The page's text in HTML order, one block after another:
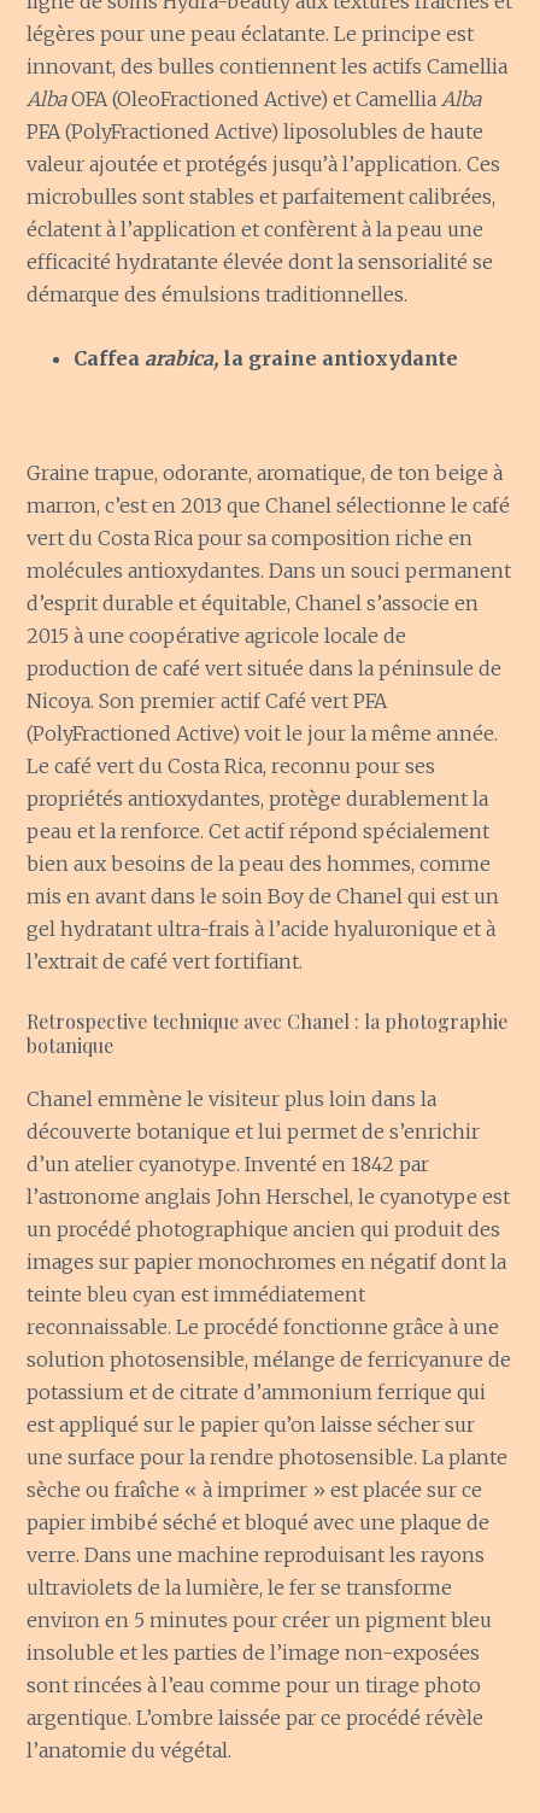
légères pour une peau éclatante. Le principe est
innovant, des bulles contiennent les actifs Camellia
AlbaOFA (OleoFractioned Active) et Camellia Alba
PFA (PolyFractioned Active) liposolubles de haute
valeur ajoutée et protégés jusqu’à l’application. Ces
microbulles sont stables et parfaitement calibrées,
éclatent à l’application et confèrent à la peau une
efficacité hydratante élevée dont la sensorialité se
démarque des émulsions traditionnelles.
Caffea arabica, la graine antioxydante
Graine trapue, odorante, aromatique, de ton beige à
marron, c’est en 2013 que Chanel sélectionne le café
vert du Costa Rica pour sa composition riche en
molécules antioxydantes. Dans un souci permanent
d’esprit durable et équitable, Chanel s’associe en
2015 à une coopérative agricole locale de
production de café vert située dans la péninsule de
Nicoya. Son premier actif Café vert PFA
(PolyFractioned Active) voit le jour la même année.
Le café vert du Costa Rica, reconnu pour ses
propriétés antioxydantes, protège durablement la
peau et la renforce. Cet actif répond spécialement
bien aux besoins de la peau des hommes, comme
mis en avant dans le soin Boy de Chanel qui est un
gel hydratant ultra-frais à l’acide hyaluronique et à
l’extrait de café vert fortifiant.
Retrospective technique avec Chanel : la photographie
botanique
Chanel emmène le visiteur plus loin dans la
découverte botanique et lui permet de s’enrichir
d’un atelier cyanotype. Inventé en 1842 par
l’astronome anglais John Herschel, le cyanotype est
un procédé photographique ancien qui produit des
images sur papier monochromes en négatif dont la
teinte bleu cyan est immédiatement
reconnaissable. Le procédé fonctionne grâce à une
solution photosensible, mélange de ferricyanure de
potassium et de citrate d’ammonium ferrique qui
est appliqué sur le papier qu’on laisse sécher sur
une surface pour la rendre photosensible. La plante
sèche ou fraîche « à imprimer » est placée sur ce
papier imbibé séché et bloqué avec une plaque de
verre. Dans une machine reproduisant les rayons
ultraviolets de la lumière, le fer se transforme
environ en 5 minutes pour créer un pigment bleu
insoluble et les parties de l’image non-exposées
sont rincées à l’eau comme pour un tirage photo
argentique. L’ombre laissée par ce procédé révèle
l’anatomie du végétal.